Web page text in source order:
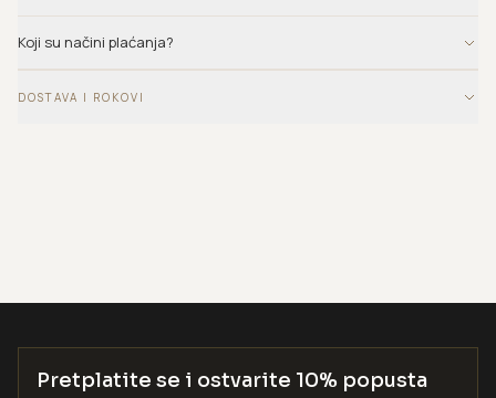
Koji su načini plaćanja?
DOSTAVA I ROKOVI
Pretplatite se i ostvarite 10% popusta